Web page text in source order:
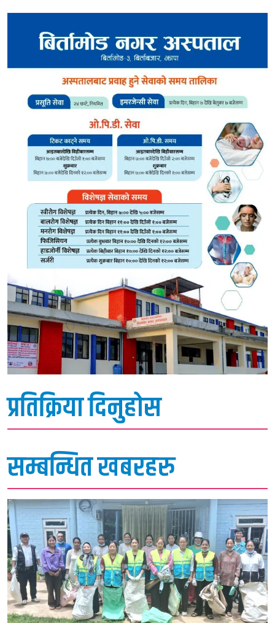
प्रतिक्रिया दिनुहोस
सम्बन्धित खबरहरु